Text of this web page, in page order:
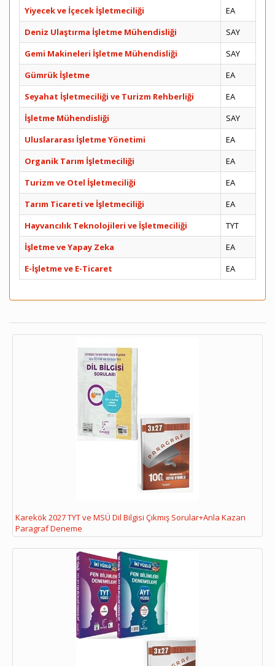
Yiyecek ve İçecek İşletmeciliği
EA
Deniz Ulaştırma İşletme Mühendisliği
SAY
Gemi Makineleri İşletme Mühendisliği
SAY
Gümrük İşletme
EA
Seyahat İşletmeciliği ve Turizm Rehberliği
EA
İşletme Mühendisliği
SAY
Uluslararası İşletme Yönetimi
EA
Organik Tarım İşletmeciliği
EA
Turizm ve Otel İşletmeciliği
EA
Tarım Ticareti ve İşletmeciliği
EA
Hayvancılık Teknolojileri ve İşletmeciliği
TYT
İşletme ve Yapay Zeka
EA
E-İşletme ve E-Ticaret
EA
Karekök 2027 TYT ve MSÜ Dil Bilgisi Çıkmış Sorular+Anla Kazan
Paragraf Deneme